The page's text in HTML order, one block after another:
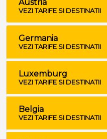
Austria
VEZI TARIFE SI DESTINATII
Germania
VEZI TARIFE SI DESTINATII
Luxemburg
VEZI TARIFE SI DESTINATII
Belgia
VEZI TARIFE SI DESTINATII